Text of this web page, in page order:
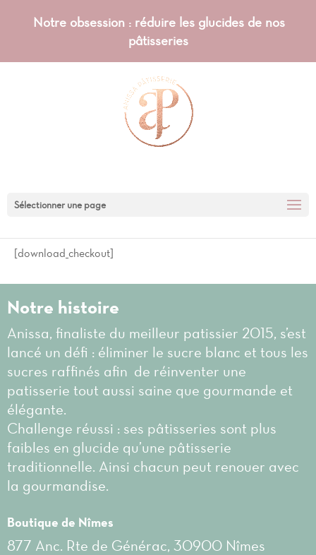
Notre obsession : réduire les glucides de nos
pâtisseries
Sélectionner une page
[download_checkout]
Notre histoire
Anissa, finaliste du meilleur patissier 2015, s’est
lancé un défi : éliminer le sucre blanc et tous les
sucres raffinés afin de réinventer une
patisserie tout aussi saine que gourmande et
élégante.
Challenge réussi : ses pâtisseries sont plus
faibles en glucide qu’une pâtisserie
traditionnelle. Ainsi chacun peut renouer avec
la gourmandise.
Boutique de Nîmes
877 Anc. Rte de Générac, 30900 Nîmes